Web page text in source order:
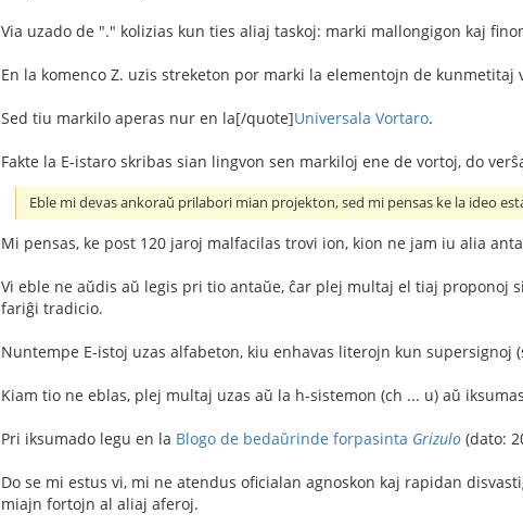
Via uzado de "." kolizias kun ties aliaj taskoj: marki mallongigon kaj
En la komenco Z. uzis streketon por marki la elementojn de kunmetitaj
Sed tiu markilo aperas nur en la[/quote]Universala Vortaro.
Fakte la E-istaro skribas sian lingvon sen markiloj ene de vortoj, do
Eble mi devas ankoraŭ prilabori mian projekton, sed mi pensas ke la ideo
Mi pensas, ke post 120 jaroj malfacilas trovi ion, kion ne jam iu alia
Vi eble ne aŭdis aŭ legis pri tio antaŭe, ĉar plej multaj el tiaj proponoj
fariĝi tradicio.
Nuntempe E-istoj uzas alfabeton, kiu enhavas literojn kun
Kiam tio ne eblas, plej multaj uzas aŭ la h-sistemon (ch ... u) aŭ
Pri iksumado legu en la Blogo de bedaŭrinde forpasinta Grizulo (dato:
Do se mi estus vi, mi ne atendus oficialan agnoskon kaj rapidan
miajn fortojn al aliaj aferoj.